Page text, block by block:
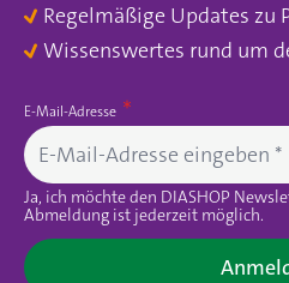
Regelmäßige Updates zu
Wissenswertes rund um
E-Mail-Adresse
Ja, ich möchte den DIASHOP
Abmeldung ist jederzeit möglich.